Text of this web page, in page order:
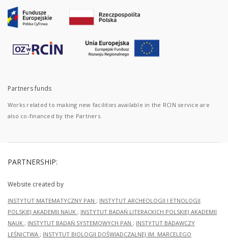
Partners funds
Works related to making new facilities available in the RCIN service are
also co-financed by the Partners.
PARTNERSHIP:
Website created by
INSTYTUT MATEMATYCZNY PAN ; INSTYTUT ARCHEOLOGII I ETNOLOGII
POLSKIEJ AKADEMII NAUK ; INSTYTUT BADAŃ LITERACKICH POLSKIEJ AKADEMII
NAUK ; INSTYTUT BADAŃ SYSTEMOWYCH PAN ; INSTYTUT BADAWCZY
LEŚNICTWA ; INSTYTUT BIOLOGII DOŚWIADCZALNEJ IM. MARCELEGO